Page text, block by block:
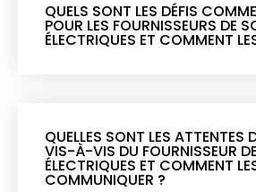
QUELS SONT LES DÉFIS
POUR LES FOURNISSEURS DE
ÉLECTRIQUES ET COMMENT
QUELLES SONT LES ATTENTES
VIS-À-VIS DU FOURNISSEUR
ÉLECTRIQUES ET COMMENT
COMMUNIQUER ?